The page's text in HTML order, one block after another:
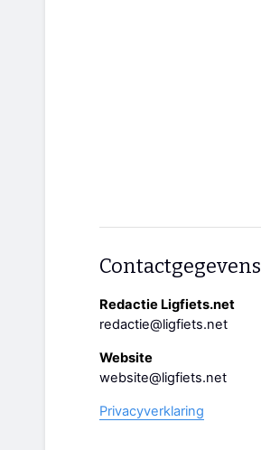
Contactgegevens
Redactie Ligfiets.net
redactie@ligfiets.net
Website
website@ligfiets.net
Privacyverklaring